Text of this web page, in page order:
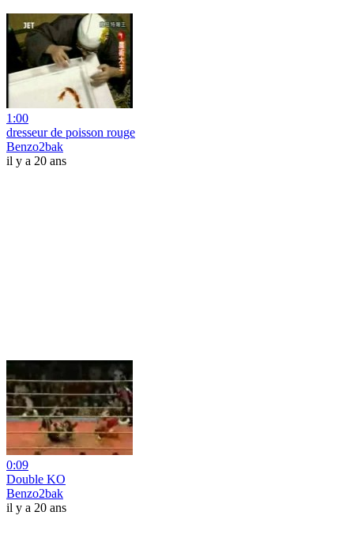
1:00
dresseur de poisson rouge
Benzo2bak
il y a 20 ans
0:09
Double KO
Benzo2bak
il y a 20 ans